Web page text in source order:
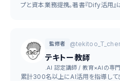
プと資本業務提携。著書『Dify活用』
監修者 @tekitoo_T_cher
テキトー教師
.AI 認定講師 / 教育×AIの専
累計300名以上にAI活用を指導して